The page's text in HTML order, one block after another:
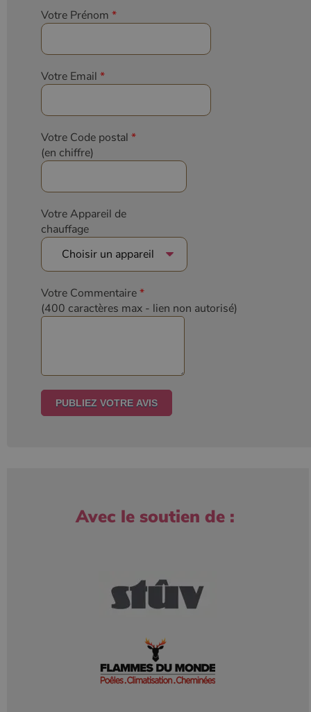
Votre Prénom *
Votre Email *
Votre Code postal *
(en chiffre)
Votre Appareil de
chauffage
Votre Commentaire*
(400 caractères max - lien non autorisé)
Avec le soutien de :